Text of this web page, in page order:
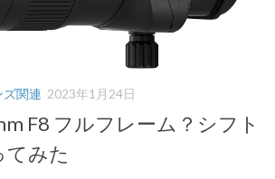
ズ関連 2023年1月24日
F8 フルフレーム？シフト
てみた